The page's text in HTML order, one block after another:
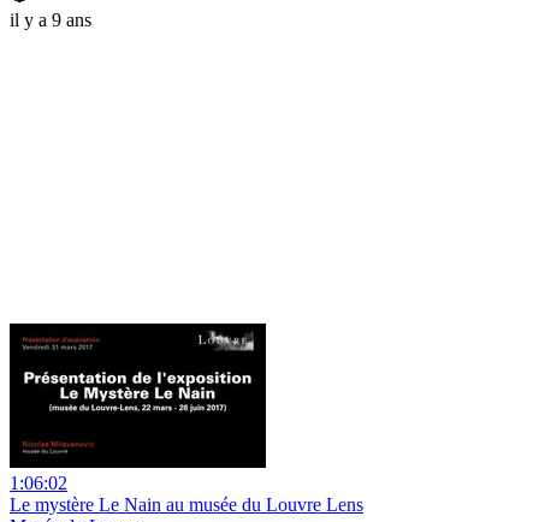
il y a 9 ans
1:06:02
Le mystère Le Nain au musée du Louvre Lens